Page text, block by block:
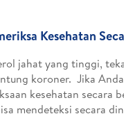
Kesehatan
jahat yang tinggi,
koroner. Jika
kesehatan secara
mendeteksi secara